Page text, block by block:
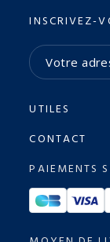
INSCRIVEZ-
UTILES
CONTACT
PAIEMENTS